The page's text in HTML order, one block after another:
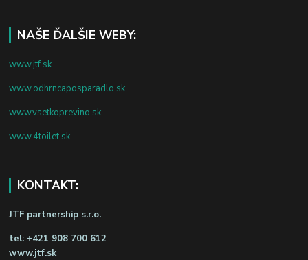
NAŠE ĎALŠIE WEBY:
www.jtf.sk
www.odhrncaposparadlo.sk
www.vsetkoprevino.sk
www.4toilet.sk
KONTAKT:
JTF partnership s.r.o.
tel: +421 908 700 612
www.jtf.sk